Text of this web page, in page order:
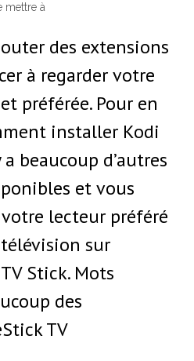
mettre à
des extensions
à regarder votre
préférée. Pour en
installer Kodi
beaucoup d’autres
et vous
lecteur préféré
sur
Stick. Mots
des
TV